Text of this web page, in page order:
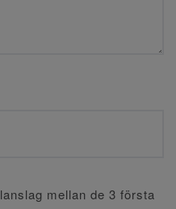
mellan de 3 första